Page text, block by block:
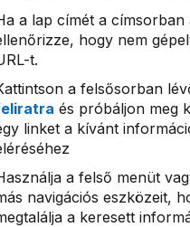
a lap címét a címsorban
hogy nem
t.
a felsősorban
és próbáljon meg
linket a kívánt
a felső menüt
navigációs eszközeit,
a keresett